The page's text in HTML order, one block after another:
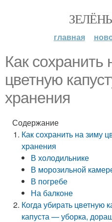
главная
Как сохранить
цветную
хранения
Содержание
Как сохранить на зиму
хранения
В холодильнике
В морозильной
В погребе
На балконе
Когда убирать цветную
капуста — уборка,